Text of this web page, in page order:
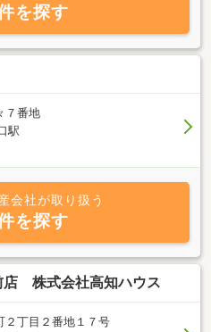
を探す
７番地
駅
会社が取り扱う
を探す
店 株式会社高知ハウス
２丁目２番地１７号